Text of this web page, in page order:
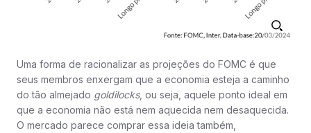
Uma forma de racionalizar as projeções do FOMC é que
seus membros enxergam que a economia esteja a caminho
do tão almejado goldilocks, ou seja, aquele ponto ideal em
que a economia não está nem aquecida nem desaquecida.
O mercado parece comprar essa ideia também,